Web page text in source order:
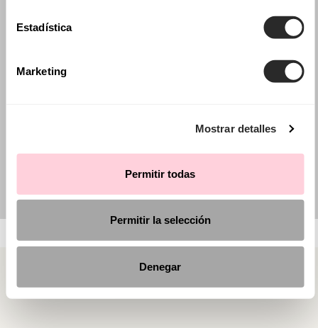
Estadística
Marketing
Mostrar detalles
Permitir todas
Permitir la selección
Denegar